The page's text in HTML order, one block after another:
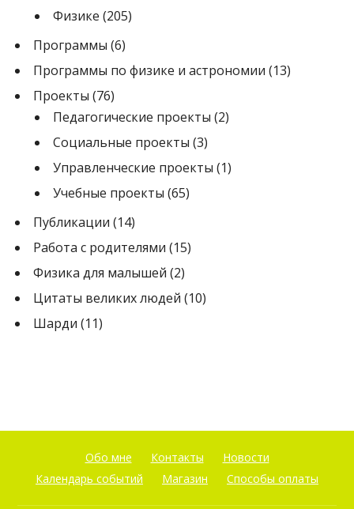
Физике (205)
Программы (6)
Программы по физике и астрономии (13)
Проекты (76)
Педагогические проекты (2)
Социальные проекты (3)
Управленческие проекты (1)
Учебные проекты (65)
Публикации (14)
Работа с родителями (15)
Физика для малышей (2)
Цитаты великих людей (10)
Шарди (11)
Обо мне Контакты
Новости
Календарь событий
Магазин Способы оплаты